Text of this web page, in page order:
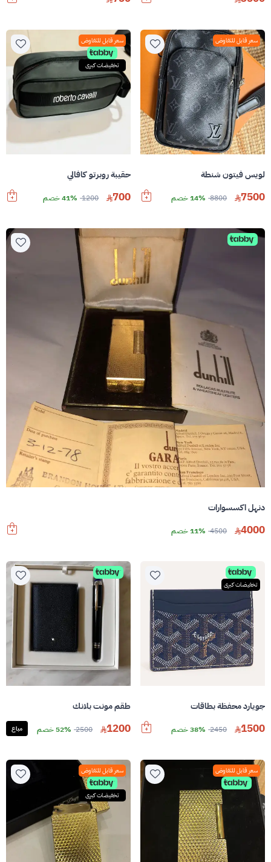
سعر قابل للتفاوض
لويس فيتون شنطة
7500
8800 14% خصم
سعر قابل للتفاوض
تخفيضات كبرى
حقيبة روبرتو كافالي
700
1200 41% خصم
دنهل اكسسوارات
4000
4500 11% خصم
تخفيضات كبرى
جويارد محفظة بطاقات
1500
2450 38% خصم
طقم مونت بلانك
1200
2500 52% خصم مباع
سعر قابل للتفاوض سعر قابل للتفاوض
تخفيضات كبرى